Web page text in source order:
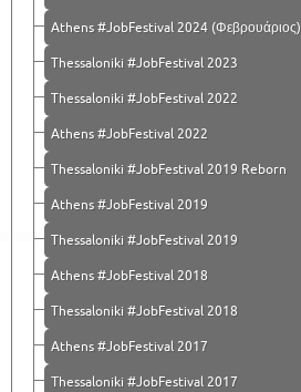
Athens #JobFestival 2024 (Φεβρουάριος)
Thessaloniki #JobFestival 2023
Thessaloniki #JobFestival 2022
Athens #JobFestival 2022
Thessaloniki #JobFestival 2019 Reborn
Athens #JobFestival 2019
Thessaloniki #JobFestival 2019
Athens #JobFestival 2018
Thessaloniki #JobFestival 2018
Athens #JobFestival 2017
Τhessaloniki #JobFestival 2017